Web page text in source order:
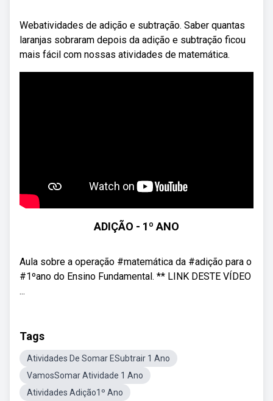
Webatividades de adição e subtração. Saber quantas
laranjas sobraram depois da adição e subtração ficou
mais fácil com nossas atividades de matemática.
ADIÇÃO - 1º ANO
Aula sobre a operação #matemática da #adição para o
#1ºano do Ensino Fundamental. ** LINK DESTE VÍDEO
...
Tags
Atividades De Somar ESubtrair 1 Ano
VamosSomar Atividade 1 Ano
Atividades Adição1º Ano